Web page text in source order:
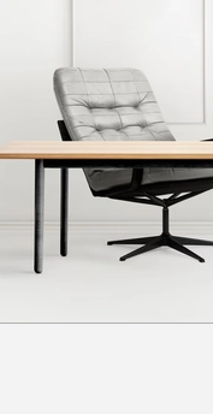
Как
на